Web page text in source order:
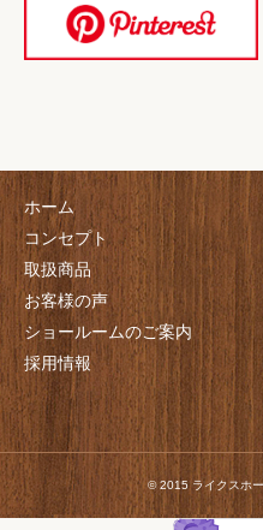
ホーム
コンセプト
取扱商品
お客様の声
ショールームのご案内
採用情報
© 2015 ライクスホ